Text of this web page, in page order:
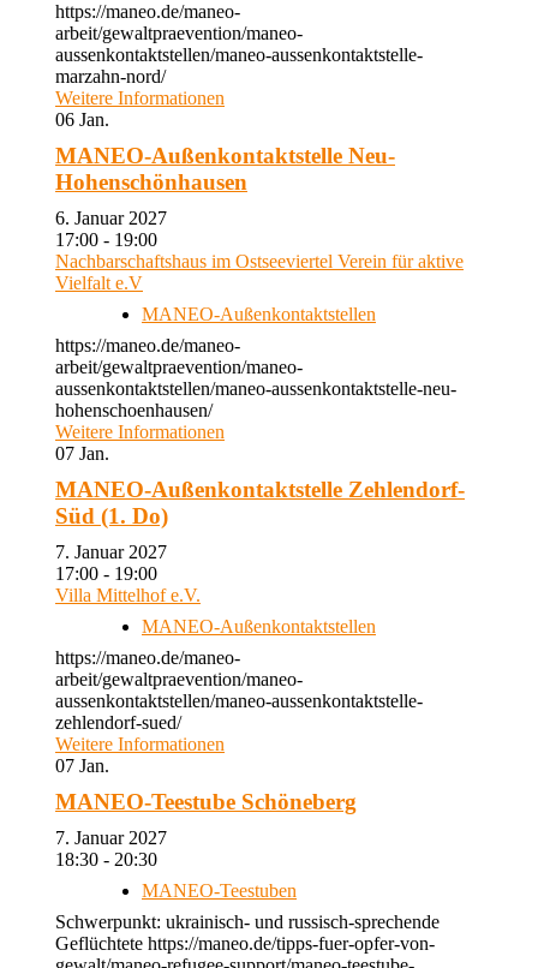
https://maneo.de/maneo-
arbeit/gewaltpraevention/maneo-
aussenkontaktstellen/maneo-aussenkontaktstelle-
marzahn-nord/
Weitere Informationen
06 Jan.
MANEO-Außenkontaktstelle Neu-
Hohenschönhausen
6. Januar 2027
17:00 - 19:00
Nachbarschaftshaus im Ostseeviertel Verein für aktive
Vielfalt e.V
MANEO-Außenkontaktstellen
https://maneo.de/maneo-
arbeit/gewaltpraevention/maneo-
aussenkontaktstellen/maneo-aussenkontaktstelle-neu-
hohenschoenhausen/
Weitere Informationen
07 Jan.
MANEO-Außenkontaktstelle Zehlendorf-
Süd (1. Do)
7. Januar 2027
17:00 - 19:00
Villa Mittelhof e.V.
MANEO-Außenkontaktstellen
https://maneo.de/maneo-
arbeit/gewaltpraevention/maneo-
aussenkontaktstellen/maneo-aussenkontaktstelle-
zehlendorf-sued/
Weitere Informationen
07 Jan.
MANEO-Teestube Schöneberg
7. Januar 2027
18:30 - 20:30
MANEO-Teestuben
Schwerpunkt: ukrainisch- und russisch-sprechende
Geflüchtete https://maneo.de/tipps-fuer-opfer-von-